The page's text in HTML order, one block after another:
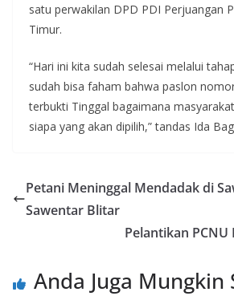
satu perwakilan DPD PDI Perjuangan
Timur.
“Hari ini kita sudah selesai melalui
sudah bisa faham bahwa paslon
terbukti Tinggal bagaimana
siapa yang akan dipilih,” tandas Ida
Petani Meninggal Mendadak di
Sawentar Blitar
Pelantikan
Anda Juga Mungkin